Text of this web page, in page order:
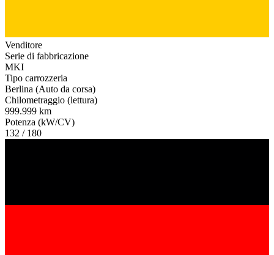
Venditore
Serie di fabbricazione
MKI
Tipo carrozzeria
Berlina (Auto da corsa)
Chilometraggio (lettura)
999.999 km
Potenza (kW/CV)
132 / 180